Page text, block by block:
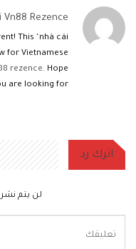
Vn88 Rezence
This ‘nhà cái
for Vietnamese
rezence. Hope
are looking for!
اترك رد
لن يتم نشر